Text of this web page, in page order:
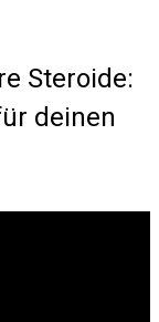
Steroide:
deinen